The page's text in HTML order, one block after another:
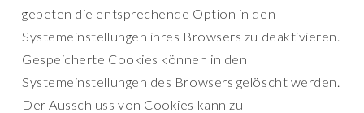
gebeten die entsprechende Option in den
Systemeinstellungen ihres Browsers zu deaktivieren.
Gespeicherte Cookies können in den
Systemeinstellungen des Browsers gelöscht werden.
Der Ausschluss von Cookies kann zu